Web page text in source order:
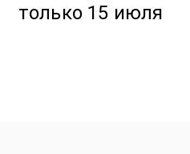
только 15 июля